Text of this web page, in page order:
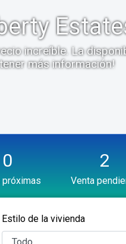
increíble. La
más información!
0
próximas
2
Venta
Estilo de la vivienda